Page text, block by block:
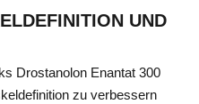
UND
Drostanolon Enantat 300
zu verbessern